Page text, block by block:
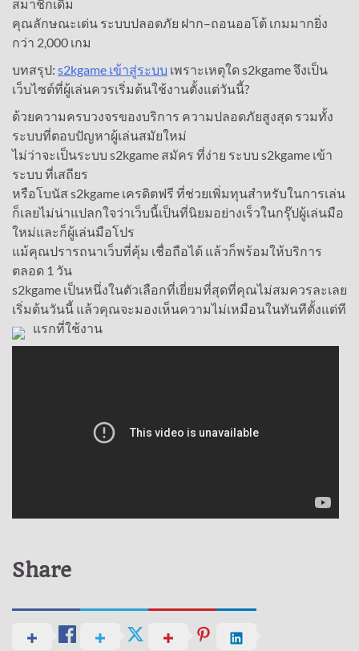
สมาชิกเดิม
คุณลักษณะเด่น ระบบปลอดภัย ฝาก–ถอนออโต้ เกมมากยิ่ง
กว่า 2,000 เกม
บทสรุป: s2kgame เข้าสู่ระบบ เพราะเหตุใด s2kgame จึงเป็น
เว็บไซต์ที่ผู้เล่นควรเริ่มต้นใช้งานตั้งแต่วันนี้?
ด้วยความครบวงจรของบริการ ความปลอดภัยสูงสุด รวมทั้ง
ระบบที่ตอบปัญหาผู้เล่นสมัยใหม่
ไม่ว่าจะเป็นระบบ s2kgame สมัคร ที่ง่าย ระบบ s2kgame เข้า
ระบบ ที่เสถียร
หรือโบนัส s2kgame เครดิตฟรี ที่ช่วยเพิ่มทุนสำหรับในการเล่น
ก็เลยไม่น่าแปลกใจว่าเว็บนี้เป็นที่นิยมอย่างเร็วในกรุ๊ปผู้เล่นมือ
ใหม่และก็ผู้เล่นมือโปร
แม้คุณปรารถนาเว็บที่คุ้ม เชื่อถือได้ แล้วก็พร้อมให้บริการ
ตลอด 1 วัน
s2kgame เป็นหนึ่งในตัวเลือกที่เยี่ยมที่สุดที่คุณไม่สมควรละเลย
เริ่มต้นวันนี้ แล้วคุณจะมองเห็นความไม่เหมือนในทันทีตั้งแต่ที
แรกที่ใช้งาน
Share